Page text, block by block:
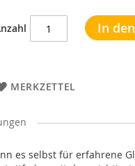
In
MERKZETTEL
es selbst für erfahrene